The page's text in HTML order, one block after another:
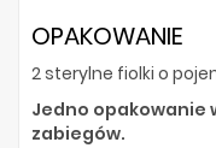
OPAKOWANIE
2 sterylne fiolki o
Jedno opakowanie
zabiegów.